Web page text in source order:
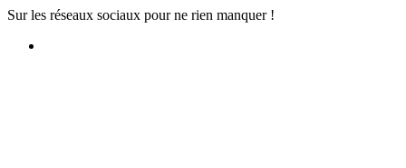
Sur les réseaux sociaux pour ne rien manquer !